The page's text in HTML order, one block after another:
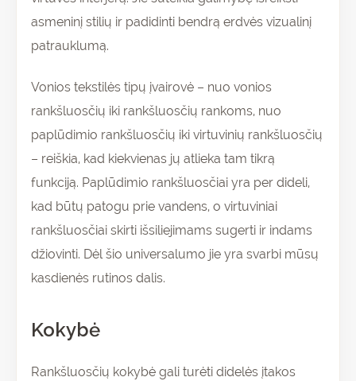
asmeninį stilių ir padidinti bendrą erdvės vizualinį
patrauklumą.
Vonios tekstilės tipų įvairovė – nuo vonios
rankšluosčių iki rankšluosčių rankoms, nuo
paplūdimio rankšluosčių iki virtuvinių rankšluosčių
– reiškia, kad kiekvienas jų atlieka tam tikrą
funkciją. Paplūdimio rankšluosčiai yra per dideli,
kad būtų patogu prie vandens, o virtuviniai
rankšluosčiai skirti išsiliejimams sugerti ir indams
džiovinti. Dėl šio universalumo jie yra svarbi mūsų
kasdienės rutinos dalis.
Kokybė
Rankšluosčių kokybė gali turėti didelės įtakos